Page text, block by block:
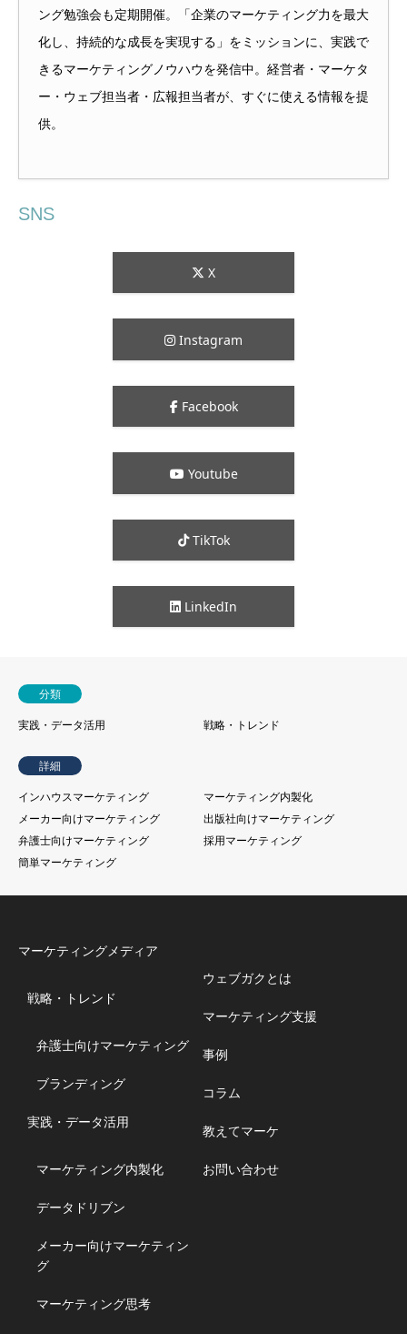
ング勉強会も定期開催。「企業のマーケティング力を最大
化し、持続的な成長を実現する」をミッションに、実践で
きるマーケティングノウハウを発信中。経営者・マーケタ
ー・ウェブ担当者・広報担当者が、すぐに使える情報を提
供。
SNS
X
Instagram
Facebook
Youtube
TikTok
LinkedIn
分類
実践・データ活用
戦略・トレンド
詳細
インハウスマーケティング
マーケティング内製化
メーカー向けマーケティング
出版社向けマーケティング
弁護士向けマーケティング
採用マーケティング
簡単マーケティング
マーケティングメディア
戦略・トレンド
弁護士向けマーケティング
ブランディング
実践・データ活用
マーケティング内製化
データドリブン
メーカー向けマーケティン
グ
マーケティング思考
ウェブガクとは
マーケティング支援
事例
コラム
教えてマーケ
お問い合わせ